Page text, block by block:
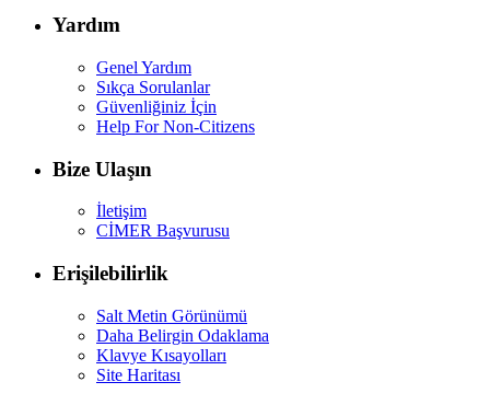
Yardım
Genel Yardım
Sıkça Sorulanlar
Güvenliğiniz İçin
Help For Non-Citizens
Bize Ulaşın
İletişim
CİMER Başvurusu
Erişilebilirlik
Salt Metin Görünümü
Daha Belirgin Odaklama
Klavye Kısayolları
Site Haritası